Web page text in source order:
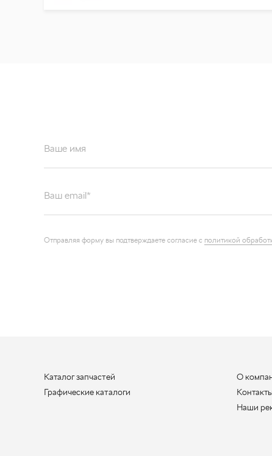
Ваше имя
Отправляя форму вы подтверждаете согласие с